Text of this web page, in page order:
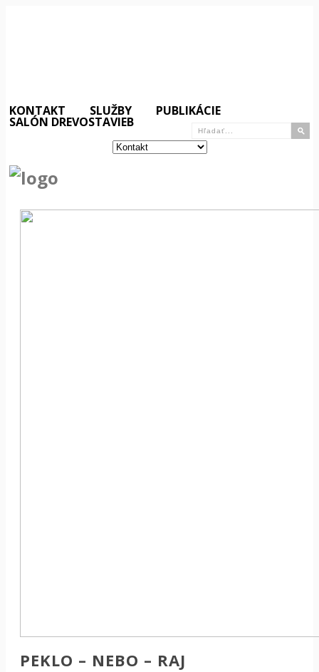
KONTAKT SLUŽBY PUBLIKÁCIE
SALÓN DREVOSTAVIEB
PEKLO – NEBO – RAJ